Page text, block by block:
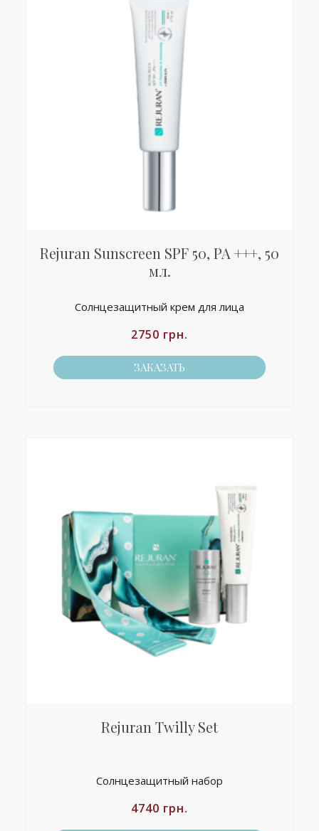
Rejuran Sunscreen SPF 50, PA +++, 50
мл.
Солнцезащитный крем для лица
2750 грн.
ЗАКАЗАТЬ
Rejuran Twilly Set
Солнцезащитный набор
4740 грн.